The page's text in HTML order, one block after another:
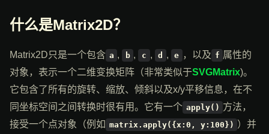
什么是Matrix2D？
Matrix2D只是一个包含 a , b , c , d , e ，以及 f 属性的
对象，表示一个二维变换矩阵（非常类似于SVGMatrix)。
它包含了所有的旋转、缩放、倾斜以及x/y平移信息，在不
同坐标空间之间转换时很有用。它有一个 apply() 方法，
接受一个点对象（例如 matrix.apply({x:0, y:100}) ）并